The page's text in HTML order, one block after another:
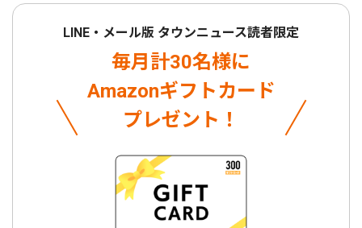
LINE・メール版 タウンニュース読者限定
毎月計30名様に
Amazonギフトカード
プレゼント！